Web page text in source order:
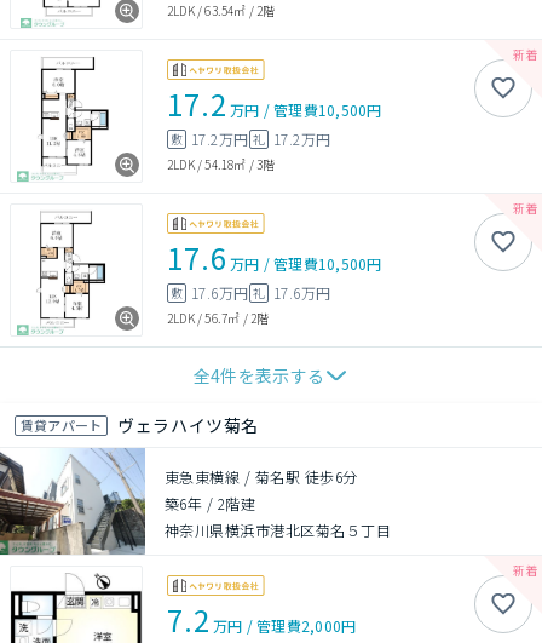
2LDK/63.54㎡ /2階
17.2 万円 /管理費10,500円
敷 17.2万円 礼 17.2万円
2LDK/54.18㎡ /3階
17.6 万円 /管理費10,500円
敷 17.6万円 礼 17.6万円
2LDK/56.7㎡ /2階
全4件を表示する
賃貸アパート ヴェラハイツ菊名
東急東横線 / 菊名駅 徒歩6分
築6年 / 2階建
神奈川県横浜市港北区菊名５丁目
7.2 万円 /管理費2,000円